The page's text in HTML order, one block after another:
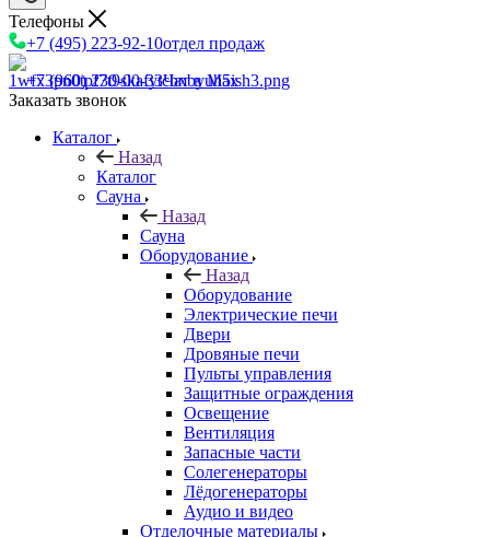
Телефоны
+7 (495) 223-92-10отдел продаж
+7 (960) 230-00-33Чат в Max
Заказать звонок
Каталог
Назад
Каталог
Сауна
Назад
Сауна
Оборудование
Назад
Оборудование
Электрические печи
Двери
Дровяные печи
Пульты управления
Защитные ограждения
Освещение
Вентиляция
Запасные части
Солегенераторы
Лёдогенераторы
Аудио и видео
Отделочные материалы